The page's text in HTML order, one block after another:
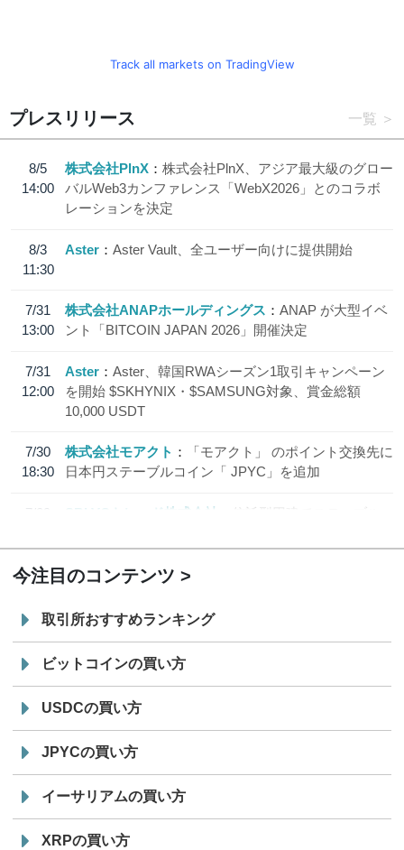
Track all markets on TradingView
プレスリリース 一覧
8/5
14:00
株式会社PlnX
株式会社PlnX、アジア最大級のグロー
バルWeb3カンファレンス「WebX2026」とのコラボ
レーションを決定
8/3
11:30
Aster Aster Vault、全ユーザー向けに提供開始
7/31
13:00
株式会社ANAPホールディングス
ANAP が大型イベ
ント「BITCOIN JAPAN 2026」開催決定
7/31
12:00
Aster
Aster、韓国RWAシーズン1取引キャンペーン
を開始 $SKHYNIX・$SAMSUNG対象、賞金総額
10,000 USDT
7/30
18:30
株式会社モアクト
「モアクト」 のポイント交換先に
日本円ステーブルコイン「 JPYC」を追加
7/29
SBI VCトレード株式会社
信託型円建てステーブル
今注目のコンテンツ
取引所おすすめランキング
ビットコインの買い方
USDCの買い方
JPYCの買い方
イーサリアムの買い方
XRPの買い方